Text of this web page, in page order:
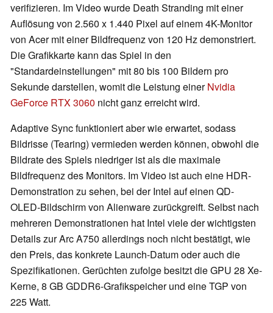
verifizieren. Im Video wurde Death Stranding mit einer
Auflösung von 2.560 x 1.440 Pixel auf einem 4K-Monitor
von Acer mit einer Bildfrequenz von 120 Hz demonstriert.
Die Grafikkarte kann das Spiel in den
"Standardeinstellungen" mit 80 bis 100 Bildern pro
Sekunde darstellen, womit die Leistung einerNvidia
GeForce RTX 3060 nicht ganz erreicht wird.
Adaptive Sync funktioniert aber wie erwartet, sodass
Bildrisse (Tearing) vermieden werden können, obwohl die
Bildrate des Spiels niedriger ist als die maximale
Bildfrequenz des Monitors. Im Video ist auch eine HDR-
Demonstration zu sehen, bei der Intel auf einen QD-
OLED-Bildschirm von Alienware zurückgreift. Selbst nach
mehreren Demonstrationen hat Intel viele der wichtigsten
Details zur Arc A750 allerdings noch nicht bestätigt, wie
den Preis, das konkrete Launch-Datum oder auch die
Spezifikationen. Gerüchten zufolge besitzt die GPU 28 Xe-
Kerne, 8 GB GDDR6-Grafikspeicher und eine TGP von
225 Watt.